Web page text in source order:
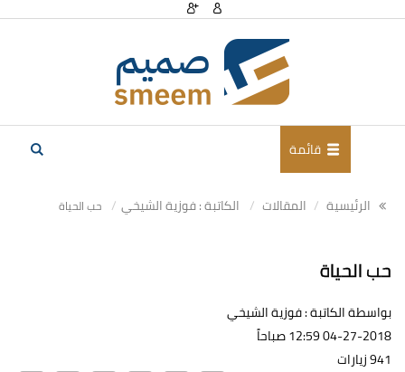
قائمة
الرئيسية المقالات الكاتبة : فوزية الشيخي حب الحياة
حب الحياة
بواسطة الكاتبة : فوزية الشيخي
04-27-2018 12:59 صباحاً
941 زيارات